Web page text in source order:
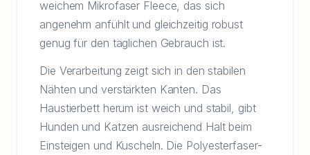
weichem Mikrofaser Fleece, das sich
angenehm anfühlt und gleichzeitig robust
genug für den täglichen Gebrauch ist.
Die Verarbeitung zeigt sich in den stabilen
Nähten und verstärkten Kanten. Das
Haustierbett herum ist weich und stabil, gibt
Hunden und Katzen ausreichend Halt beim
Einsteigen und Kuscheln. Die Polyesterfaser-